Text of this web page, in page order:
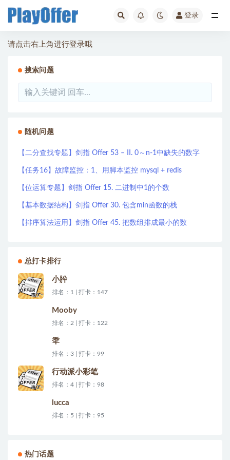
登录
请点击右上角进行登录哦
搜索问题
随机问题
【二分查找专题】剑指 Offer 53 – II. 0～n-1中缺失的数字
【任务16】故障监控：1、用脚本监控 mysql + redis
【位运算专题】剑指 Offer 15. 二进制中1的个数
【基本数据结构】剑指 Offer 30. 包含min函数的栈
【排序算法运用】剑指 Offer 45. 把数组排成最小的数
总打卡排行
小肸
排名：1 | 打卡：147
Mooby
排名：2 | 打卡：122
秊
排名：3 | 打卡：99
行动派小彩笔
排名：4 | 打卡：98
lucca
排名：5 | 打卡：95
热门话题